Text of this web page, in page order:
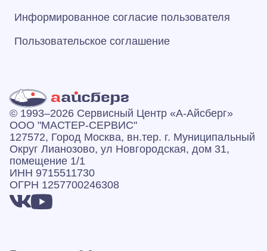
Информированное согласие пользователя
Пользовательское соглашение
© 1993–2026 Сервисный Центр «А‑Айсберг»
ООО "МАСТЕР-СЕРВИС"
127572, Город Москва, вн.тер. г. Муниципальный
Округ Лианозово, ул Новгородская, дом 31,
помещение 1/1
ИНН 9715511730
ОГРН 1257700246308